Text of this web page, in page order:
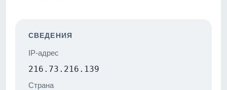
СВЕДЕНИЯ
IP-адрес
216.73.216.139
Страна